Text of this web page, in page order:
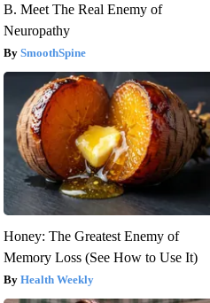
B. Meet The Real Enemy of
Neuropathy
SmoothSpine
Honey: The Greatest Enemy of
Memory Loss (See How to Use It)
Health Weekly